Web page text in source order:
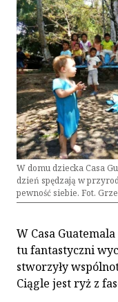
W domu dziecka Casa
dzień spędzają w
pewność siebie. Fot.
W Casa
tu fantastyczni
stworzyły
Ciągle jest ryż z